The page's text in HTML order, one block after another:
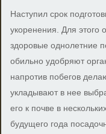
Наступил срок
укоренения. Для этого
здоровые однолетние
обильно удобряют
напротив побегов
укладывают в нее
его к почве в
будущего года